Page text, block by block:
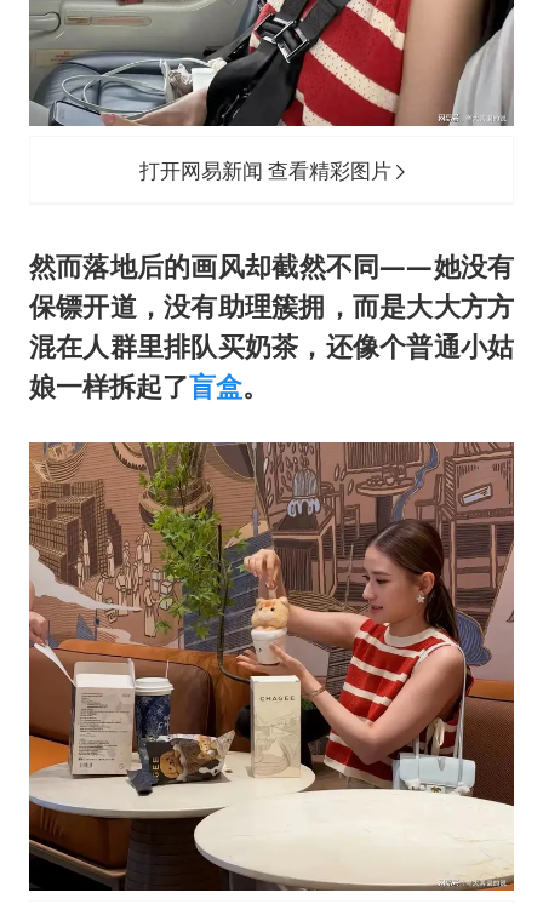
打开网易新闻 查看精彩图片
然而落地后的画风却截然不同——她没有
保镖开道，没有助理簇拥，而是大大方方
混在人群里排队买奶茶，还像个普通小姑
娘一样拆起了盲盒。